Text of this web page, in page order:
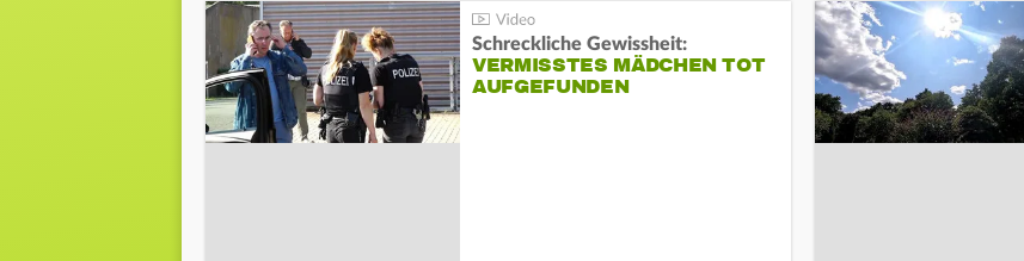
Schreckliche Gewissheit:
VERMISSTES MÄDCHEN TOT
AUFGEFUNDEN